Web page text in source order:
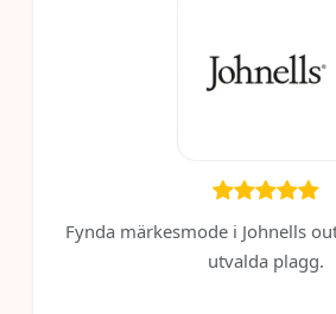
Fynda märkesmode i Johnells
utvalda plagg.